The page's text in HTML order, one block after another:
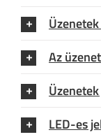
Az
LED-es